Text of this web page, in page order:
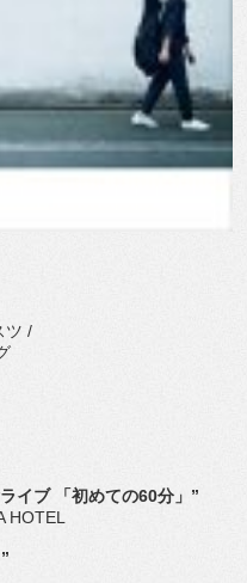
ツ /
イブ 「初めての60分」”
HOTEL